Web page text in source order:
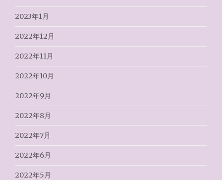
2023年1月
2022年12月
2022年11月
2022年10月
2022年9月
2022年8月
2022年7月
2022年6月
2022年5月